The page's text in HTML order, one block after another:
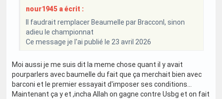
nour1945 a écrit :
Il faudrait remplacer Beaumelle par Bracconl, sinon
adieu le championnat
Ce message je l'ai publié le 23 avril 2026
Moi aussi je me suis dit la meme chose quant il y avait
pourparlers avec baumelle du fait que ça merchait bien avec
barconi et le premier essayait d'imposer ses conditions...
Maintenant ça y et ,incha Allah on gagne contre Usbg et on fait